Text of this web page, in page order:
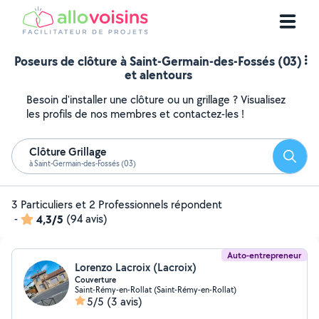
Poseurs de clôture à Saint-Germain-des-Fossés (03)
et alentours
Besoin d'installer une clôture ou un grillage ? Visualisez
les profils de nos membres et contactez-les !
Clôture Grillage
à Saint-Germain-des-Fossés (03)
3 Particuliers et 2 Professionnels répondent
-
4,3/5 (94 avis)
Auto-entrepreneur
Lorenzo Lacroix (Lacroix)
Couverture
Saint-Rémy-en-Rollat (Saint-Rémy-en-Rollat)
5/5 (3 avis)